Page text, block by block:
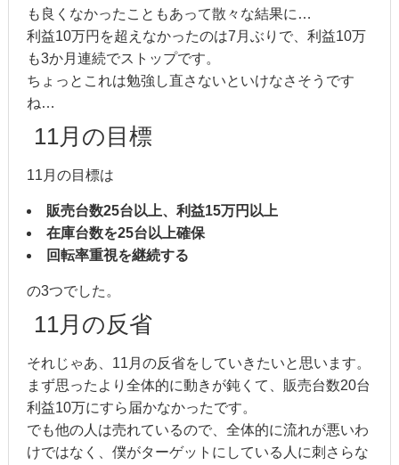
も良くなかったこともあって散々な結果に…
利益10万円を超えなかったのは7月ぶりで、利益10万
も3か月連続でストップです。
ちょっとこれは勉強し直さないといけなさそうです
ね…
11月の目標
11月の目標は
販売台数25台以上、利益15万円以上
在庫台数を25台以上確保
回転率重視を継続する
の3つでした。
11月の反省
それじゃあ、11月の反省をしていきたいと思います。
まず思ったより全体的に動きが鈍くて、販売台数20台
利益10万にすら届かなかったです。
でも他の人は売れているので、全体的に流れが悪いわ
けではなく、僕がターゲットにしている人に刺さらな